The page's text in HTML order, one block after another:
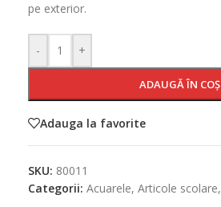
pe exterior.
- +
ADAUGĂ ÎN COȘ
Adauga la favorite
SKU: 80011
Categorii: Acuarele, Articole scolare,